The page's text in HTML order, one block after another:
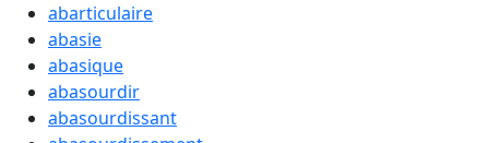
abarticulaire
abasie
abasique
abasourdir
abasourdissant